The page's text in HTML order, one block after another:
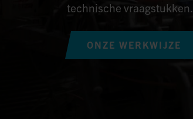
technische vraagstukken.
ONZE WERKWIJZE